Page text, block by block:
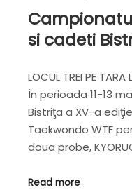
si cadeti
LOCUL TREI PE
În perioada 11-13
Bistriţa a XV-a
Taekwondo WTF
doua probe,
Read more